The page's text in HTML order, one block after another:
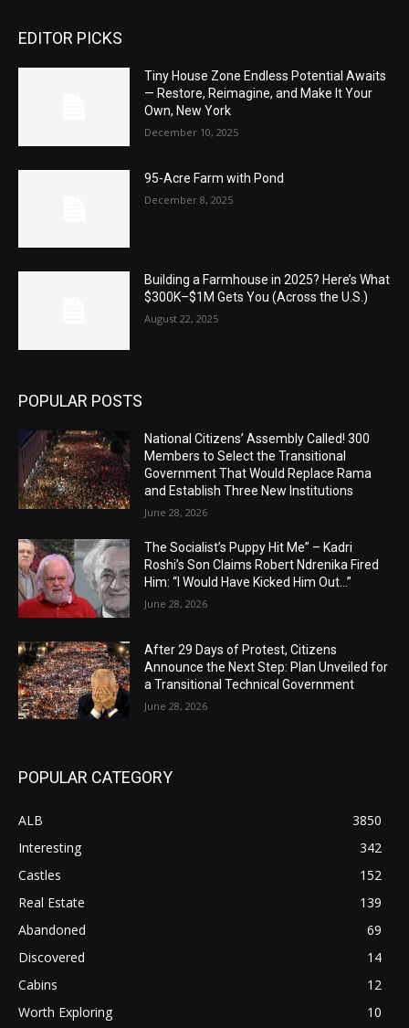
EDITOR PICKS
Tiny House Zone Endless Potential Awaits
— Restore, Reimagine, and Make It Your
Own, New York
December 10, 2025
95-Acre Farm with Pond
December 8, 2025
Building a Farmhouse in 2025? Here’s What
$300K–$1M Gets You (Across the U.S.)
August 22, 2025
POPULAR POSTS
National Citizens’ Assembly Called! 300
Members to Select the Transitional
Government That Would Replace Rama
and Establish Three New Institutions
June 28, 2026
The Socialist’s Puppy Hit Me” – Kadri
Roshi’s Son Claims Robert Ndrenika Fired
Him: “I Would Have Kicked Him Out…”
June 28, 2026
After 29 Days of Protest, Citizens
Announce the Next Step: Plan Unveiled for
a Transitional Technical Government
June 28, 2026
POPULAR CATEGORY
ALB
3850
Interesting
342
Castles
152
Real Estate
139
Abandoned
69
Discovered
14
Cabins
12
Worth Exploring
10